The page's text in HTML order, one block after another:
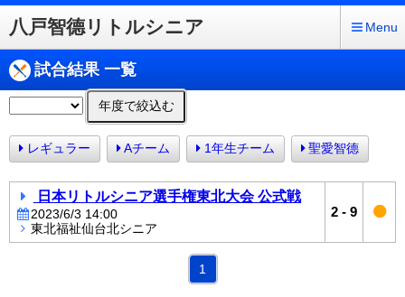
八戸智德リトルシニア Menu
試合結果 一覧
年度で絞込む
レギュラー Aチーム 1年生チーム 聖愛智德
日本リトルシニア選手権東北大会 公式戦
2023/6/3 14:00
東北福祉仙台北シニア
2 - 9
1